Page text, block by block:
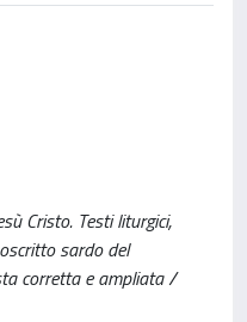
Cristo. Testi liturgici,
sardo del
corretta e ampliata /